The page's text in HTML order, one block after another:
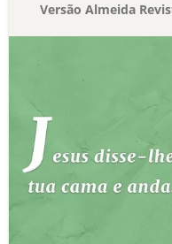
Versão Almeida